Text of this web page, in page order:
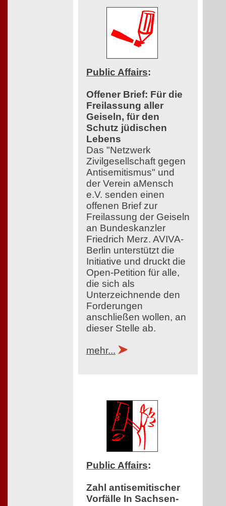
Public Affairs:
Offener Brief: Für die
Freilassung aller
Geiseln, für den
Schutz jüdischen
Lebens
Das "Netzwerk
Zivilgesellschaft gegen
Antisemitismus" und
der Verein aMensch
e.V. senden einen
offenen Brief zur
Freilassung der Geiseln
an Bundeskanzler
Friedrich Merz. AVIVA-
Berlin unterstützt die
Initiative und druckt die
Open-Petition für alle,
die sich als
Unterzeichnende den
Forderungen
anschließen wollen, an
dieser Stelle ab.
mehr...
Public Affairs:
Zahl antisemitischer
Vorfälle In Sachsen-